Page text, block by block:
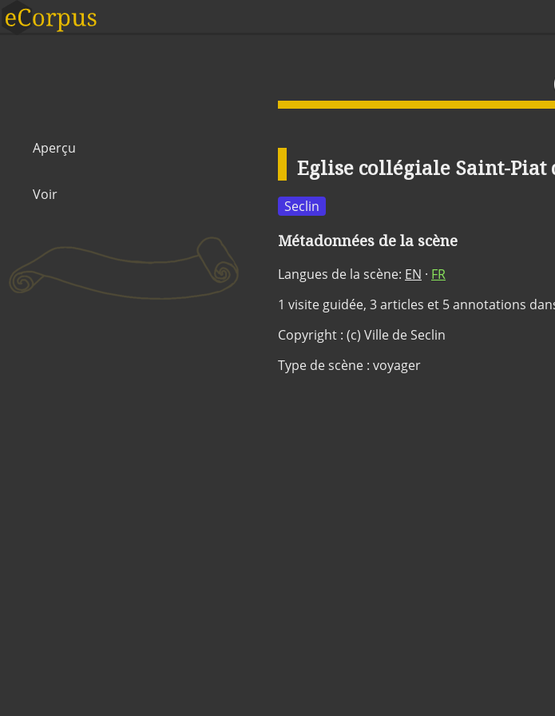
Aperçu
Voir
Eglise collégiale Saint-Piat
Seclin
Métadonnées de la scène
Langues de la scène: EN · FR
1 visite guidée, 3 articles et 5 annotations
Copyright : (c) Ville de Seclin
Type de scène : voyager